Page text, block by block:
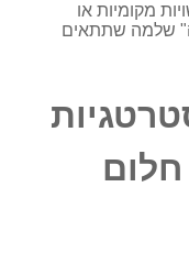
מקומיות או
שלמה שתתאים